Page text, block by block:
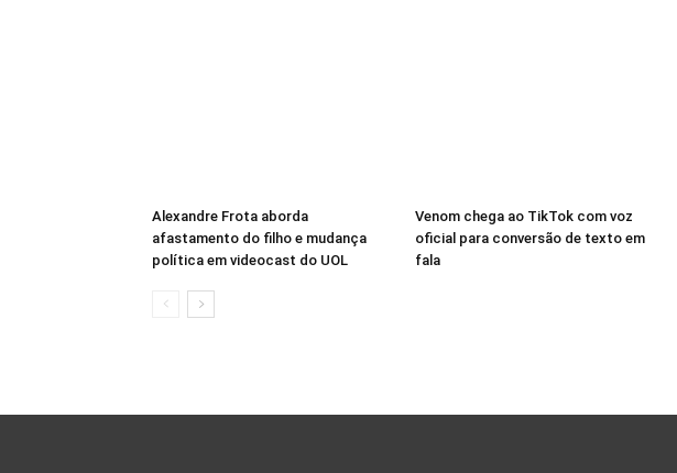
Alexandre Frota aborda
afastamento do filho e mudança
política em videocast do UOL
Venom chega ao TikTok com voz
oficial para conversão de texto em
fala